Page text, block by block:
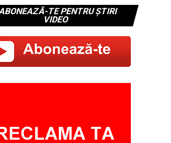
TE PENTRU ȘTIRI
VIDEO